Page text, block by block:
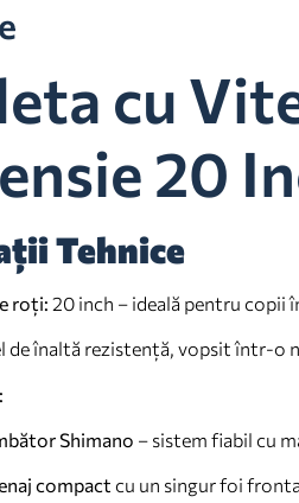
cu
20
Tehnice
roți: 20 inch – ideală pentru copii
de înaltă rezistență, vopsit într-o
Shimano – sistem fiabil cu
compact cu un singur foi